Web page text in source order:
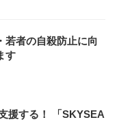
若者の自殺防止に向
す
援する！ 「SKYSEA